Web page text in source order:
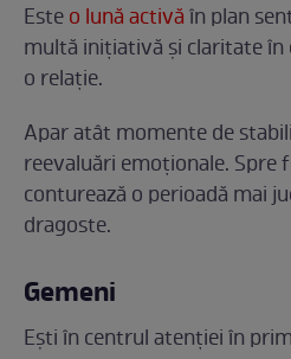
Esteo lună activăîn plan
multă inițiativă și claritate în
o relație.
Apar atât momente de
reevaluări emoționale. Spre
conturează o perioadă mai
dragoste.
Gemeni
Ești în centrul atenției în